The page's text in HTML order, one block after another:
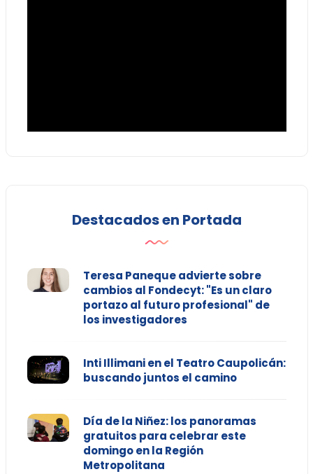
Destacados en Portada
Teresa Paneque advierte sobre
cambios al Fondecyt: "Es un claro
portazo al futuro profesional" de
los investigadores
Inti Illimani en el Teatro Caupolicán:
buscando juntos el camino
Día de la Niñez: los panoramas
gratuitos para celebrar este
domingo en la Región
Metropolitana